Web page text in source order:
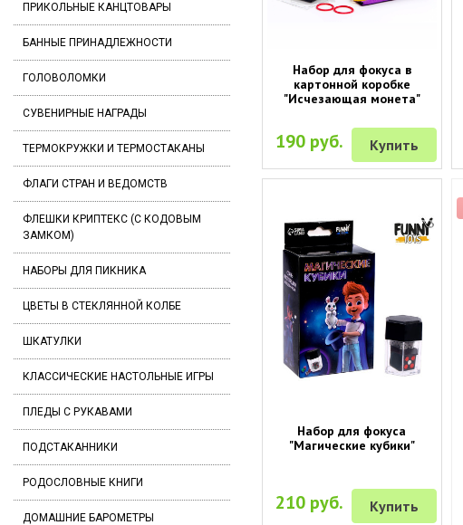
ПРИКОЛЬНЫЕ КАНЦТОВАРЫ
БАННЫЕ ПРИНАДЛЕЖНОСТИ
ГОЛОВОЛОМКИ
СУВЕНИРНЫЕ НАГРАДЫ
ТЕРМОКРУЖКИ И ТЕРМОСТАКАНЫ
ФЛАГИ СТРАН И ВЕДОМСТВ
ФЛЕШКИ КРИПТЕКС (С КОДОВЫМ
ЗАМКОМ)
НАБОРЫ ДЛЯ ПИКНИКА
ЦВЕТЫ В СТЕКЛЯННОЙ КОЛБЕ
ШКАТУЛКИ
КЛАССИЧЕСКИЕ НАСТОЛЬНЫЕ ИГРЫ
ПЛЕДЫ С РУКАВАМИ
ПОДСТАКАННИКИ
РОДОСЛОВНЫЕ КНИГИ
ДОМАШНИЕ БАРОМЕТРЫ
Набор для фокуса в
картонной коробке
"Исчезающая монета"
190 руб. Купить
Набор для фокуса
"Магические кубики"
210 руб. Купить